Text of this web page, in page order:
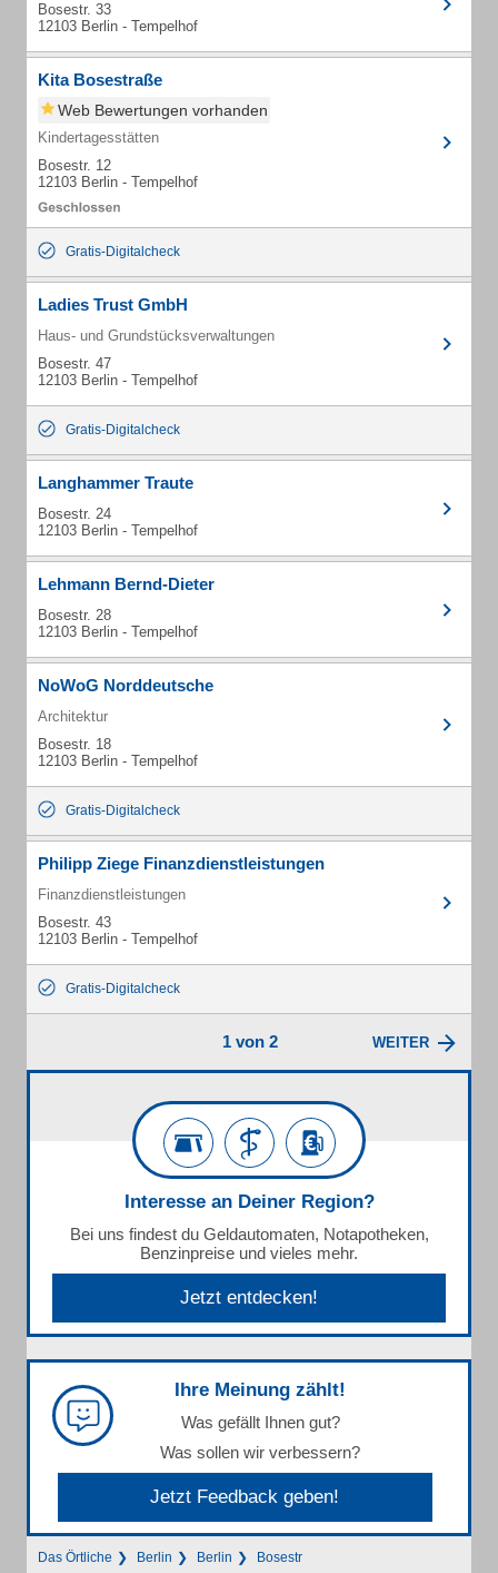
Bosestr. 33
12103 Berlin - Tempelhof
Kita Bosestraße
Web Bewertungen vorhanden
Kindertagesstätten
Bosestr. 12
12103 Berlin - Tempelhof
Gratis-Digitalcheck
Ladies Trust GmbH
Haus- und Grundstücksverwaltungen
Bosestr. 47
12103 Berlin - Tempelhof
Gratis-Digitalcheck
Langhammer Traute
Bosestr. 24
12103 Berlin - Tempelhof
Lehmann Bernd-Dieter
Bosestr. 28
12103 Berlin - Tempelhof
NoWoG Norddeutsche
Architektur
Bosestr. 18
12103 Berlin - Tempelhof
Gratis-Digitalcheck
Philipp Ziege Finanzdienstleistungen
Finanzdienstleistungen
Bosestr. 43
12103 Berlin - Tempelhof
Gratis-Digitalcheck
1 von 2 WEITER
Interesse an Deiner Region?
Bei uns findest du Geldautomaten, Notapotheken,
Benzinpreise und vieles mehr.
Jetzt entdecken!
Ihre Meinung zählt!
Was gefällt Ihnen gut?
Was sollen wir verbessern?
Jetzt Feedback geben!
Das Örtliche Berlin Berlin Bosestr